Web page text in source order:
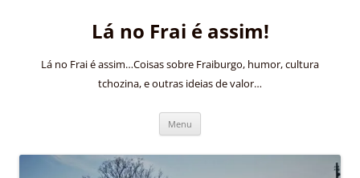
Lá no Frai é assim!
Lá no Frai é assim…Coisas sobre Fraiburgo, humor, cultura
tchozina, e outras ideias de valor…
Menu